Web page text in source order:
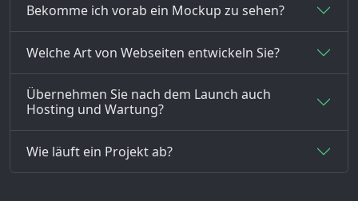
Bekomme ich vorab ein Mockup zu sehen?
Welche Art von Webseiten entwickeln Sie?
Übernehmen Sie nach dem Launch auch
Hosting und Wartung?
Wie läuft ein Projekt ab?